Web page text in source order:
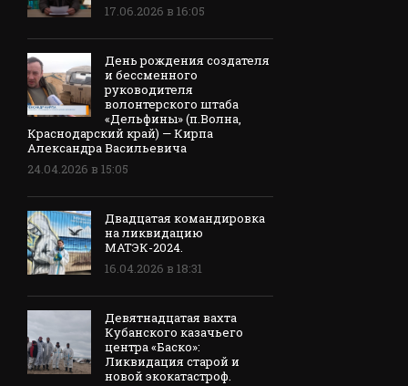
17.06.2026 в 16:05
День рождения создателя
и бессменного
руководителя
волонтерского штаба
«Дельфины» (п.Волна,
Краснодарский край) — Кирпа
Александра Васильевича
24.04.2026 в 15:05
Двадцатая командировка
на ликвидацию
МАТЭК-2024.
16.04.2026 в 18:31
Девятнадцатая вахта
Кубанского казачьего
центра «Баско»:
Ликвидация старой и
новой экокатастроф.